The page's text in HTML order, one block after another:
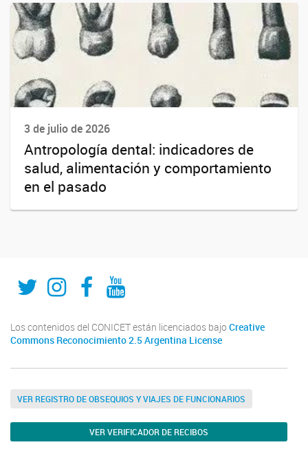
3 de julio de 2026
Antropología dental: indicadores de
salud, alimentación y comportamiento
en el pasado
Twitter
Instagram
Fecebook
Youtube
Los contenidos del CONICET están licenciados bajo Creative
Commons Reconocimiento 2.5 Argentina License
VER REGISTRO DE OBSEQUIOS Y VIAJES DE FUNCIONARIOS
VER VERIFICADOR DE RECIBOS